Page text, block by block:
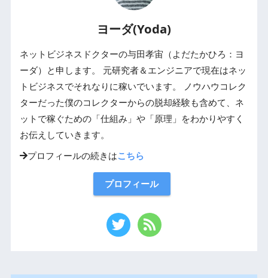
ヨーダ(Yoda)
ネットビジネスドクターの与田孝宙（よだたかひろ：ヨ
ーダ）と申します。 元研究者＆エンジニアで現在はネッ
トビジネスでそれなりに稼いでいます。 ノウハウコレク
ターだった僕のコレクターからの脱却経験も含めて、ネ
ットで稼ぐための「仕組み」や「原理」をわかりやすく
お伝えしていきます。
プロフィールの続きはこちら
プロフィール